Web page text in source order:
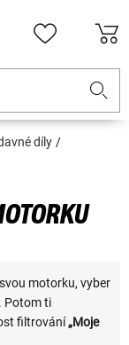
díly
motorku, vyber
Potom ti
filtrování„Moje